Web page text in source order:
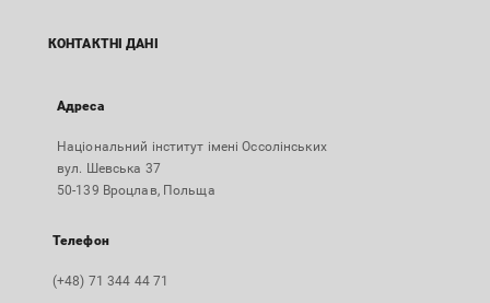
КОНТАКТНІ ДАНІ
Адреса
Національний інститут імені Оссолінських
вул. Шевська 37
50-139 Вроцлав, Польща
Телефон
(+48) 71 344 44 71